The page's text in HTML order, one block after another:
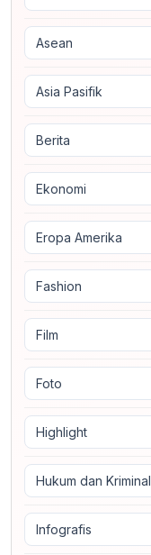
Asean
Asia Pasifik
Berita
Ekonomi
Eropa Amerika
Fashion
Film
Foto
Highlight
Hukum dan Kriminal
Infografis